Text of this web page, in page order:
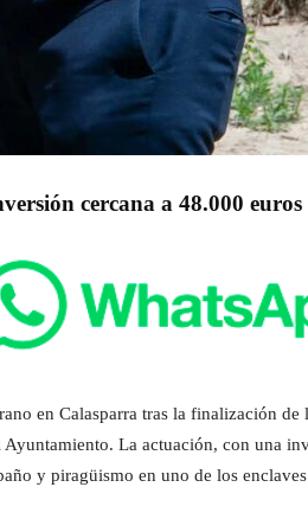
cercana a 48.000 euros
en Calasparra tras la finalización de
La actuación, con una
y piragüismo en uno de los